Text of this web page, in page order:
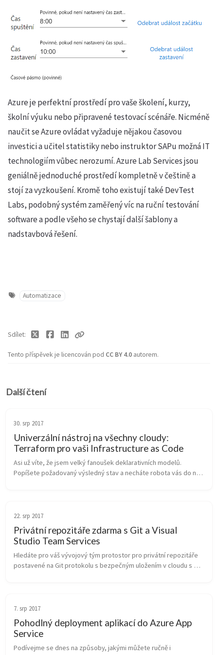
Azure je perfektní prostředí pro vaše školení, kurzy,
školní výuku nebo připravené testovací scénáře. Nicméně
naučit se Azure ovládat vyžaduje nějakou časovou
investici a učitel statistiky nebo instruktor SAPu možná IT
technologiím vůbec nerozumí. Azure Lab Services jsou
geniálně jednoduché prostředí kompletně v češtině a
stojí za vyzkoušení. Kromě toho existují také DevTest
Labs, podobný systém zaměřený víc na ruční testování
software a podle všeho se chystají další šablony a
nadstavbová řešení.
Automatizace
Tento příspěvek je licencován pod CC BY 4.0 autorem.
Sdílet
Další čtení
30. srp 2017
Univerzální nástroj na všechny cloudy:
Terraform pro vaši Infrastructure as Code
Asi už víte, že jsem velký fanoušek deklarativních modelů.
Popíšete požadovaný výsledný stav a necháte robota vás do něj
22. srp 2017
Privátní repozitáře zdarma s Git a Visual
Studio Team Services
Hledáte pro váš vývojový tým protostor pro privátní repozitáře
postavené na Git protokolu s bezpečným uložením v cloudu s
7. srp 2017
Pohodlný deployment aplikací do Azure App
Service
Podívejme se dnes na způsoby, jakými můžete ručně i